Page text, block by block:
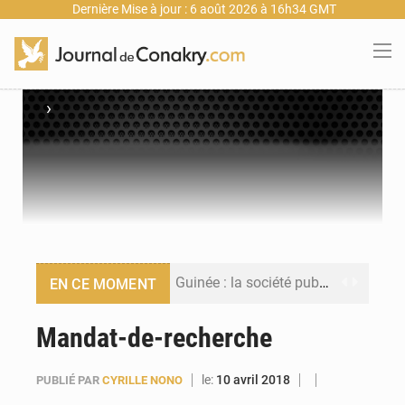
Dernière Mise à jour : 6 août 2026 à 16h34 GMT
›
EN CE MOMENT Guinée : la société publique Nimba Mining Company signe sa première convention minière
Mandat-de-recherche
PUBLIÉ PAR CYRILLE NONO le: 10 avril 2018